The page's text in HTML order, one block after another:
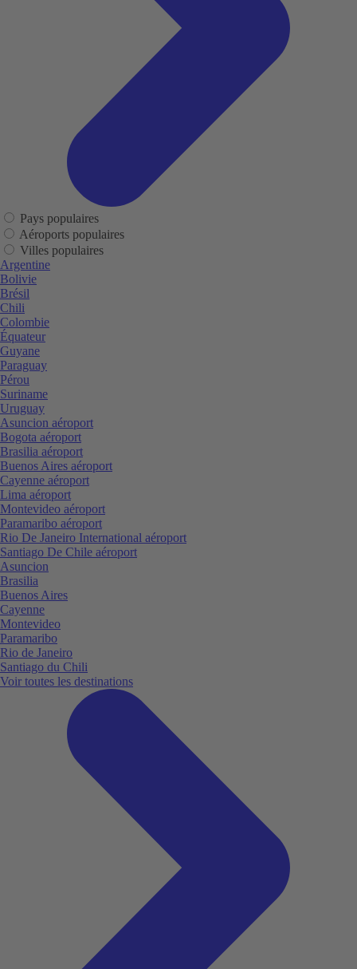
Pays populaires
Aéroports populaires
Villes populaires
Argentine
Bolivie
Brésil
Chili
Colombie
Équateur
Guyane
Paraguay
Pérou
Suriname
Uruguay
Asuncion aéroport
Bogota aéroport
Brasilia aéroport
Buenos Aires aéroport
Cayenne aéroport
Lima aéroport
Montevideo aéroport
Paramaribo aéroport
Rio De Janeiro International aéroport
Santiago De Chile aéroport
Asuncion
Brasilia
Buenos Aires
Cayenne
Montevideo
Paramaribo
Rio de Janeiro
Santiago du Chili
Voir toutes les destinations